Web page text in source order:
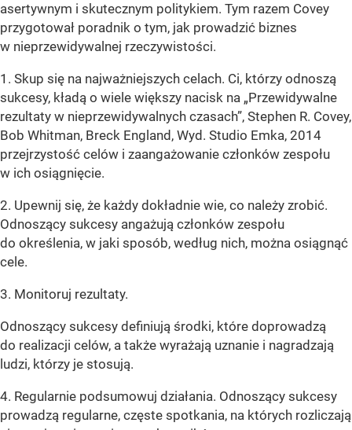
asertywnym i skutecznym politykiem. Tym razem Covey
przygotował poradnik o tym, jak prowadzić biznes
w nieprzewidywalnej rzeczywistości.
1. Skup się na najważniejszych celach. Ci, którzy odnoszą
sukcesy, kładą o wiele większy nacisk na „Przewidywalne
rezultaty w nieprzewidywalnych czasach”, Stephen R. Covey,
Bob Whitman, Breck England, Wyd. Studio Emka, 2014
przejrzystość celów i zaangażowanie członków zespołu
w ich osiągnięcie.
2. Upewnij się, że każdy dokładnie wie, co należy zrobić.
Odnoszący sukcesy angażują członków zespołu
do określenia, w jaki sposób, według nich, można osiągnąć
cele.
3. Monitoruj rezultaty.
Odnoszący sukcesy definiują środki, które doprowadzą
do realizacji celów, a także wyrażają uznanie i nagradzają
ludzi, którzy je stosują.
4. Regularnie podsumowuj działania. Odnoszący sukcesy
prowadzą regularne, częste spotkania, na których rozliczają